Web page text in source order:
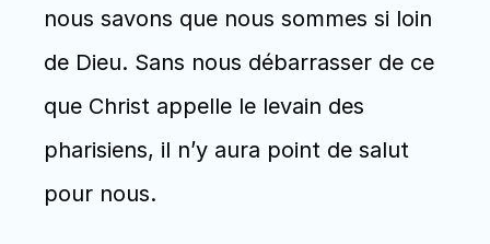
nous savons que nous sommes si loin
de Dieu. Sans nous débarrasser de ce
que Christ appelle le levain des
pharisiens, il n’y aura point de salut
pour nous.